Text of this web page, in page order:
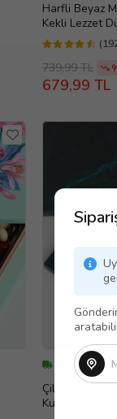
Harfli Beyaz
Kekli Lezzet
739,99 TL
679,99 TL
Aynı Gün
Çilekli ve
Kutusu